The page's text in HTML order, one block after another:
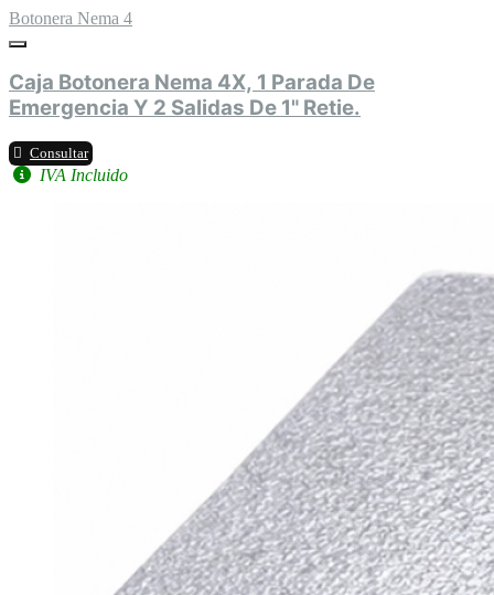
Botonera Nema 4
Caja Botonera Nema 4X, 1 Parada De
Emergencia Y 2 Salidas De 1" Retie.
Consultar
IVA Incluido